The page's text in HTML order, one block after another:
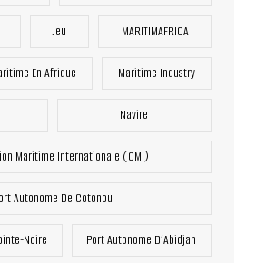
Jeu MARITIMAFRICA
En Afrique Maritime Industry
Navire
Maritime Internationale (OMI)
Autonome De Cotonou
Noire Port Autonome D’Abidjan